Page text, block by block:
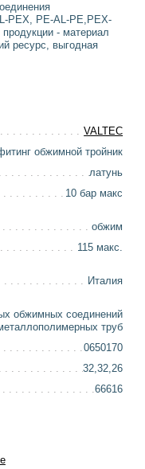
PEX, PE-AL-PE,PEX-
- материал
ресурс, выгодная
VALTEC
обжимной тройник
латунь
10 бар макс
обжим
115 макс.
Италия
обжимных соединений
труб
0650170
32,32,26
66616